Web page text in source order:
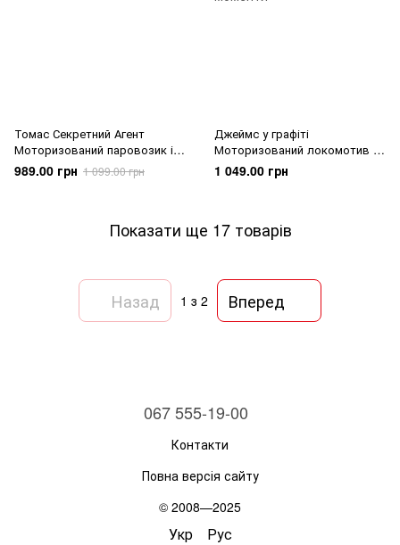
Томас Секретний Агент
Моторизований паровозик із
вагончиками "Найкращі
моменти"
989.00 грн 1 099.00 грн
Джеймс у графіті
Моторизований локомотив з
вагончиком "Найкращі
1 049.00 грн
Показати ще 17 товарів
Назад 1 з 2 Вперед
067 555-19-00
Контакти
Повна версія сайту
© 2008—2025
Укр Рус